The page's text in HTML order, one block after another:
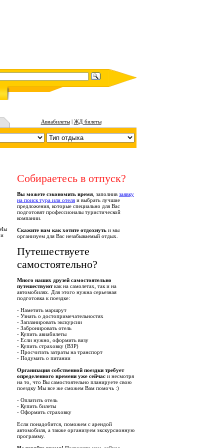
Авиабилеты| ЖД билеты
Мы
Собираетесь в отпуск?
Вы можете сэкономить время , заполнив заявку
на поиск тура или отеля и выбрать лучшие
предложения, которые специально для Вас
подготовят профессионалы туристической
компании.
Скажите нам как хотите отдохнуть и мы
организуем для Вас незабываемый отдых.
Путешествуете
самостоятельно?
Много наших друзей самостоятельно
путешествуюткак на самолетах, так и на
автомобилях. Для этого нужна серьезная
подготовка к поездке:
- Наметить маршрут
- Узнать о достопримечательностях
- Запланировать экскурсии
- Забронировать отель
- Купить авиабилеты
- Если нужно, оформить визу
- Купить страховку (ВЗР)
- Просчитать затраты на транспорт
- Подумать о питании
Организация собственной поездки требует
определенного времени уже сейчас и несмотря
на то, что Вы самостоятельно планируете свою
поездку Мы все же сможем Вам помочь :)
- Оплатить отель
- Купить билеты
- Оформить страховку
Если понадобится, поможем с арендой
автомобиля, а также организуем экскурсионную
программу.